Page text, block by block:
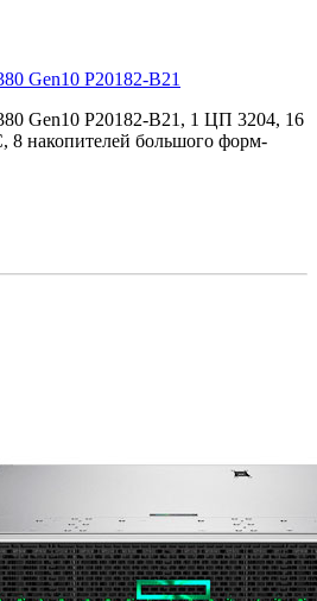
Gen10 P20182-B21
Gen10 P20182-B21, 1 ЦП 3204, 16
8 накопителей большого форм-